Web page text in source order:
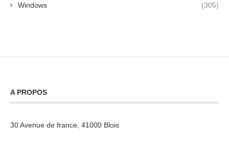
Windows (305)
A PROPOS
30 Avenue de france, 41000 Blois